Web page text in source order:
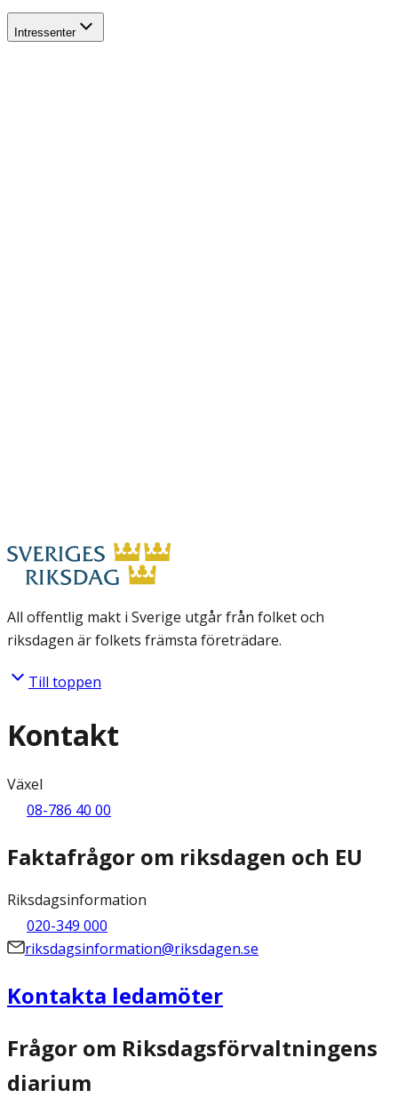
Intressenter
All offentlig makt i Sverige utgår från folket och
riksdagen är folkets främsta företrädare.
Till toppen
Kontakt
Växel
08-786 40 00
Faktafrågor om riksdagen och EU
Riksdagsinformation
020-349 000
riksdagsinformation@riksdagen.se
Kontakta ledamöter
Frågor om Riksdagsförvaltningens
diarium